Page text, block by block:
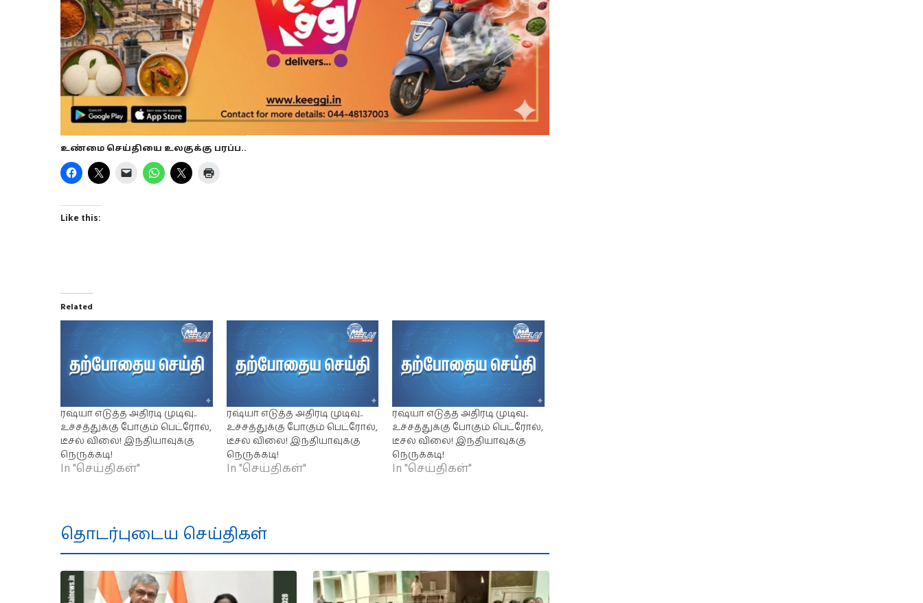
உண்மை செய்தியை உலகுக்கு பரப்ப..
Like this:
Related
ரஷ்யா எடுத்த அதிரடி முடிவு..
உச்சத்துக்கு போகும் பெட்ரோல்,
டீசல் விலை! இந்தியாவுக்கு
நெருக்கடி!
In "செய்திகள்"
ரஷ்யா எடுத்த அதிரடி முடிவு..
உச்சத்துக்கு போகும் பெட்ரோல்,
டீசல் விலை! இந்தியாவுக்கு
நெருக்கடி!
In "செய்திகள்"
ரஷ்யா எடுத்த அதிரடி முடிவு..
உச்சத்துக்கு போகும் பெட்ரோல்,
டீசல் விலை! இந்தியாவுக்கு
நெருக்கடி!
In "செய்திகள்"
தொடர்புடைய செய்திகள்